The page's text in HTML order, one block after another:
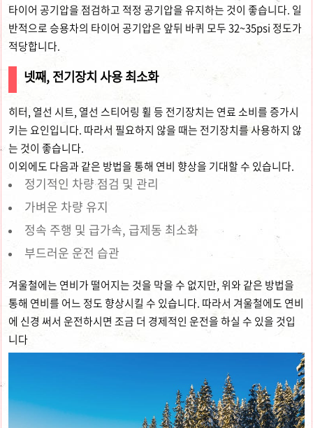
타이어 공기압을 점검하고 적정 공기압을 유지하는 것이 좋습니다. 일
반적으로 승용차의 타이어 공기압은 앞뒤 바퀴 모두 32~35psi 정도가
적당합니다.
넷째, 전기장치 사용 최소화
히터, 열선 시트, 열선 스티어링 휠 등 전기장치는 연료 소비를 증가시
키는 요인입니다. 따라서 필요하지 않을 때는 전기장치를 사용하지 않
는 것이 좋습니다.
이외에도 다음과 같은 방법을 통해 연비 향상을 기대할 수 있습니다.
정기적인 차량 점검 및 관리
가벼운 차량 유지
정속 주행 및 급가속, 급제동 최소화
부드러운 운전 습관
겨울철에는 연비가 떨어지는 것을 막을 수 없지만, 위와 같은 방법을
통해 연비를 어느 정도 향상시킬 수 있습니다. 따라서 겨울철에도 연비
에 신경 써서 운전하시면 조금 더 경제적인 운전을 하실 수 있을 것입
니다